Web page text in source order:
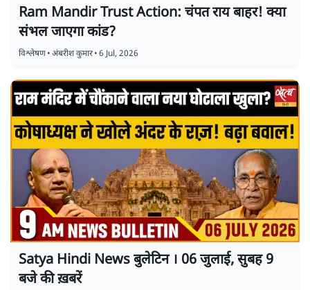
Ram Mandir Trust Action: चंपत राय बाहर! क्या
संभल जाएगा कांड?
विश्लेषण•अंबरीश कुमार•6 Jul, 2026
Satya Hindi News बुलेटिन । 06 जुलाई, सुबह 9
बजे की ख़बरें